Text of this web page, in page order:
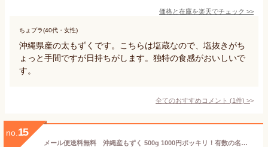
価格と在庫を楽天でチェック >>
ちょプラ(40代・女性)
沖縄県産の太もずくです。こちらは塩蔵なので、塩抜きがち
ょっと手間ですが日持ちがします。独特の食感がおいしいで
す。
全てのおすすめコメント (1件) >
no. 15
メール便送料無料 沖縄産もずく 500g 1000円ポッキリ！有数の名産地 勝連産太｜もずく｜2セット以上ご購入でオマケ付き！ もずく酢ダイエットにどうぞ！※送料別商品と同梱でも送料無料になりません